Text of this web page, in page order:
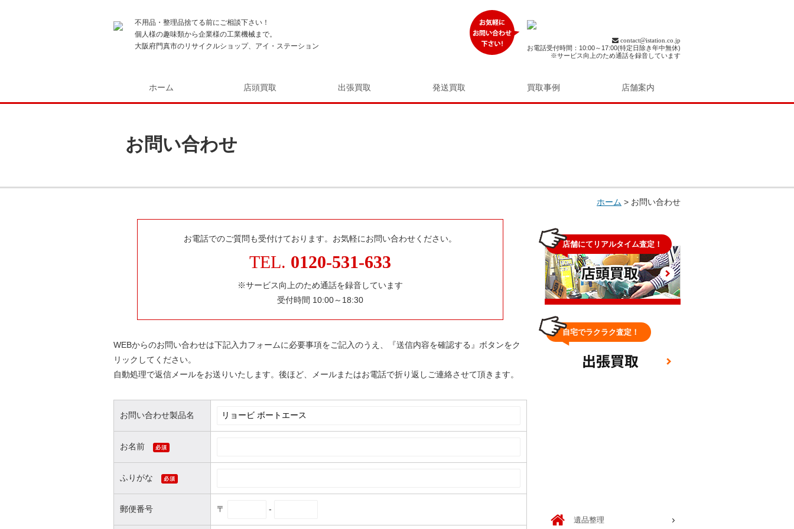
不用品・整理品捨てる前にご相談下さい！
個人様の趣味類から企業様の工業機械まで。
大阪府門真市のリサイクルショップ、アイ・ステーション
contact@istation.co.jp
お電話受付時間：10:00～17:00(特定日除き年中無休)
※サービス向上のため通話を録音しています
ホーム 店頭買取 出張買取 発送買取 買取事例 店舗案内
お問い合わせ
ホーム > お問い合わせ
お電話でのご質問も受付けております。お気軽にお問い合わせください。
TEL. 0120-531-633
※サービス向上のため通話を録音しています
受付時間 10:00～18:30
WEBからのお問い合わせは下記入力フォームに必要事項をご記入のうえ、『送信内容を確認する』ボタンをク
リックしてください。
自動処理で返信メールをお送りいたします。後ほど、メールまたはお電話で折り返しご連絡させて頂きます。
お問い合わせ製品名
お名前 必須
ふりがな 必須
郵便番号 〒 -
店舗にてリアルタイム査定！
自宅でラクラク査定！
遺品整理